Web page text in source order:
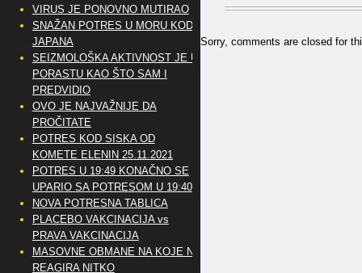
Sorry, comments are closed for
VIRUS JE PONOVNO MUTIRAO
SNAŽAN POTRES U MORU KOD
JAPANA
SEIZMOLOŠKA AKTIVNOST JE U
PORASTU KAO ŠTO SAM I
PREDVIDIO
OVO JE NAJVAŽNIJE DA
PROČITATE
POTRES KOD SISKA OD
KOMETE ELENIN 25.11.2021
POTRES U 19:49 KONAČNO SE
UPARIO SA POTRESOM U 19:40
NOVA POTRESNA TABLICA
PLACEBO VAKCINACIJA vs
PRAVA VAKCINACIJA
MASOVNE OBMANE NA KOJE NE
REAGIRA NITKO